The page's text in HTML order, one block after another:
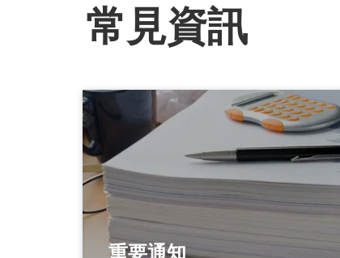
常見資訊
重要通知